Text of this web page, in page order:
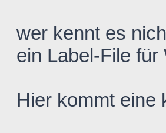
wer kennt es
ein Label-File
Hier kommt eine